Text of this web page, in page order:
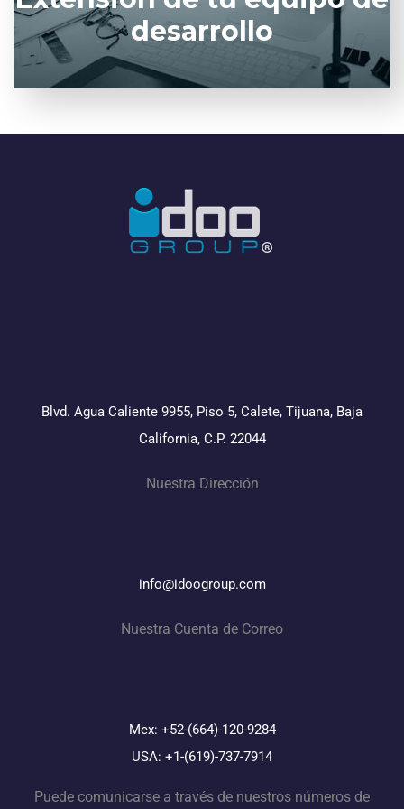
desarrollo
Blvd. Agua Caliente 9955, Piso 5, Calete, Tijuana, Baja
California, C.P. 22044
Nuestra Dirección
info@idoogroup.com
Nuestra Cuenta de Correo
Mex: +52-(664)-120-9284
USA: +1-(619)-737-7914
Puede comunicarse a través de nuestros números de